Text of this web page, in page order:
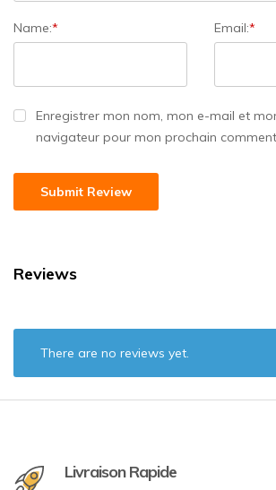
Name:* Email:*
Enregistrer mon nom, mon e-mail et
navigateur pour mon prochain
Reviews
There are no reviews yet.
Livraison Rapide